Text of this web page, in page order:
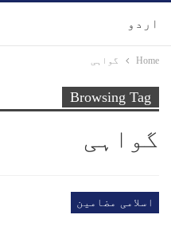
اردو
Home گواہی
Browsing Tag
گواہی
اسلامی مضامین